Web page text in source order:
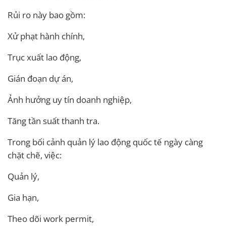
Rủi ro này bao gồm:
Xử phạt hành chính,
Trục xuất lao động,
Gián đoạn dự án,
Ảnh hưởng uy tín doanh nghiệp,
Tăng tần suất thanh tra.
Trong bối cảnh quản lý lao động quốc tế ngày càng
chặt chẽ, việc:
Quản lý,
Gia hạn,
Theo dõi work permit,